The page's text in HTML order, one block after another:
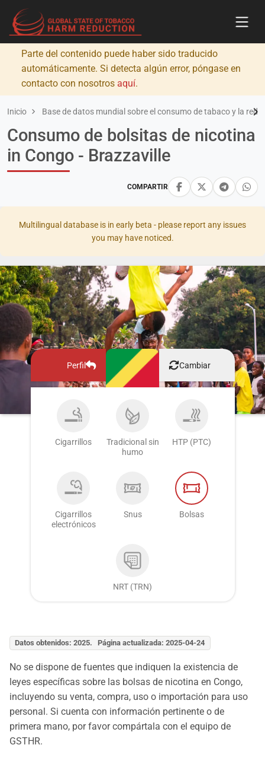
Parte del contenido puede haber sido traducido
automáticamente. Si detecta algún error, póngase en
contacto con nosotros aquí.
Inicio Base de datos mundial sobre el consumo de tabaco y la
COMPARTIR
Consumo de bolsitas de nicotina
in Congo - Brazzaville
Multilingual database is in early beta - please report any issues
you may have noticed.
Perfil Cambiar
Cigarrillos
Tradicional sin
humo
HTP (PTC)
Cigarrillos
electrónicos
Snus Bolsas
NRT (TRN)
Datos obtenidos: 2025. Página actualizada: 2025-04-24
No se dispone de fuentes que indiquen la existencia de
leyes específicas sobre las bolsas de nicotina en Congo,
incluyendo su venta, compra, uso o importación para uso
personal. Si cuenta con información pertinente o de
primera mano, por favor compártala con el equipo de
GSTHR.